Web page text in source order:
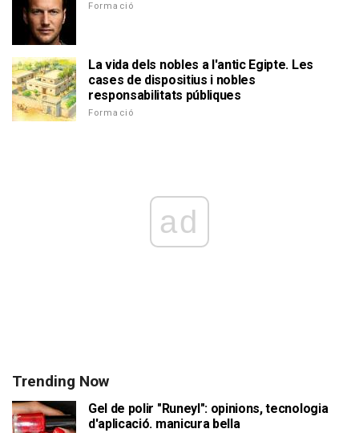
Formació
La vida dels nobles a l'antic Egipte. Les
cases de dispositius i nobles
responsabilitats públiques
Formació
ad
Trending Now
Gel de polir "Runeyl": opinions, tecnologia
d'aplicació. manicura bella